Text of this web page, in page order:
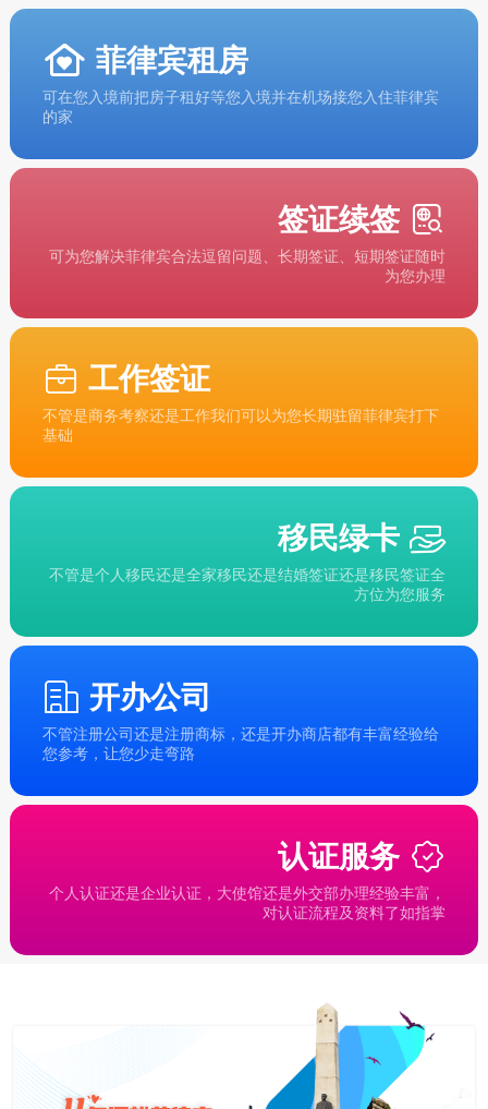
菲律宾租房
可在您入境前把房子租好等您入境并在机场接您入住菲律宾
的家
签证续签
可为您解决菲律宾合法逗留问题、长期签证、短期签证随时
为您办理
工作签证
不管是商务考察还是工作我们可以为您长期驻留菲律宾打下
基础
移民绿卡
不管是个人移民还是全家移民还是结婚签证还是移民签证全
方位为您服务
开办公司
不管注册公司还是注册商标，还是开办商店都有丰富经验给
您参考，让您少走弯路
认证服务
个人认证还是企业认证，大使馆还是外交部办理经验丰富，
对认证流程及资料了如指掌